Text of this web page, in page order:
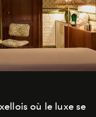
où le luxe se